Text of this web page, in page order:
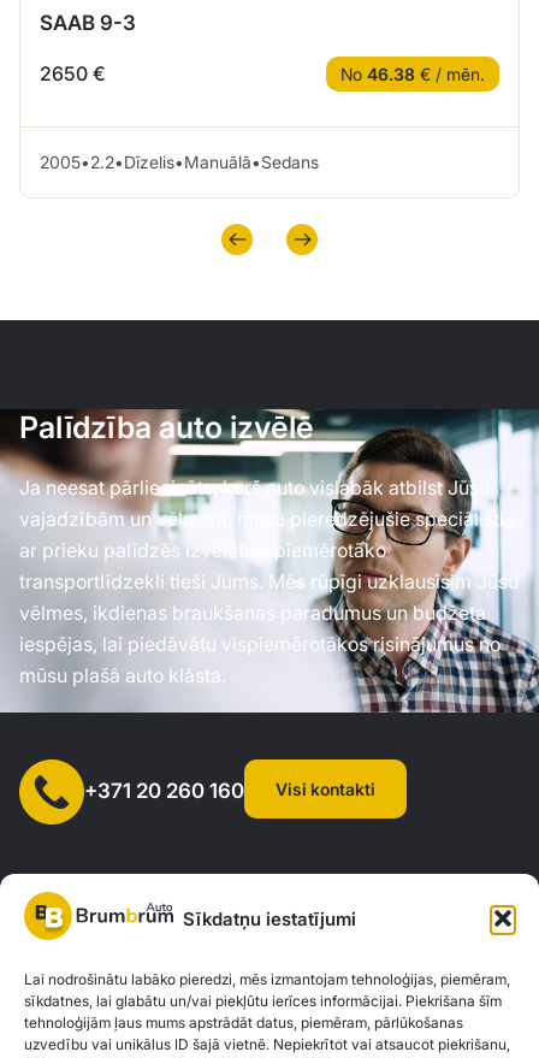
Sīkdatņu iestatījumi
Lai nodrošinātu labāko pieredzi, mēs izmantojam tehnoloģijas, piemēram,
sīkdatnes, lai glabātu un/vai piekļūtu ierīces informācijai. Piekrišana šīm
tehnoloģijām ļaus mums apstrādāt datus, piemēram, pārlūkošanas
uzvedību vai unikālus ID šajā vietnē. Nepiekrītot vai atsaucot piekrišanu,
SAAB 9-3
2650 € No 46.38 € / mēn.
2005•2.2•Dīzelis•Manuālā•Sedans
Palīdzība auto izvēlē
Ja neesat pārliecināts, kurš auto vislabāk atbilst Jūsu
vajadzībām un vēlmēm, mūsu pieredzējušie speciālisti
ar prieku palīdzēs izvēlēties piemērotāko
transportlīdzekli tieši Jums. Mēs rūpīgi uzklausīsim Jūsu
vēlmes, ikdienas braukšanas paradumus un budžeta
iespējas, lai piedāvātu vispiemērotākos risinājumus no
mūsu plašā auto klāsta.
+371 20 260 160 Visi kontakti
SIA "AUTOCLICK", Reģ. Nr. 40203371960, Adrese: Mazjumpravas
iela 77, Rīga, LV-1063 |20260160